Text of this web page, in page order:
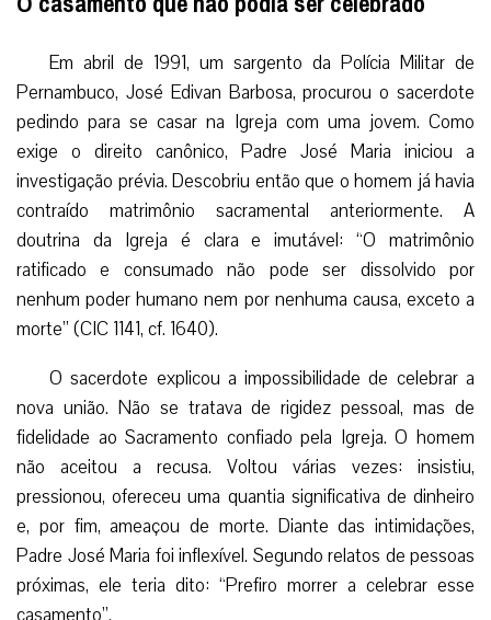
Em abril de 1991, um sargento da Polícia Militar de
Pernambuco, José Edivan Barbosa, procurou o sacerdote
pedindo para se casar na Igreja com uma jovem. Como
exige o direito canônico, Padre José Maria iniciou a
investigação prévia. Descobriu então que o homem já havia
contraído matrimônio sacramental anteriormente. A
doutrina da Igreja é clara e imutável: “O matrimônio
ratificado e consumado não pode ser dissolvido por
nenhum poder humano nem por nenhuma causa, exceto a
morte” (CIC 1141, cf. 1640).
O sacerdote explicou a impossibilidade de celebrar a
nova união. Não se tratava de rigidez pessoal, mas de
fidelidade ao Sacramento confiado pela Igreja. O homem
não aceitou a recusa. Voltou várias vezes: insistiu,
pressionou, ofereceu uma quantia significativa de dinheiro
e, por fim, ameaçou de morte. Diante das intimidações,
Padre José Maria foi inflexível. Segundo relatos de pessoas
próximas, ele teria dito: “Prefiro morrer a celebrar esse